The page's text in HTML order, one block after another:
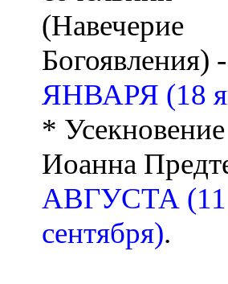
(Навечерие
Богоявления) -
ЯНВАРЯ (18
*
Иоанна
АВГУСТА (11
сентября).